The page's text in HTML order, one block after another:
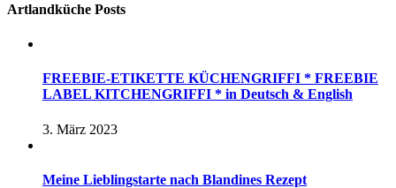
Artlandküche Posts
FREEBIE-ETIKETTE KÜCHENGRIFFI * FREEBIE
LABEL KITCHENGRIFFI * in Deutsch & English
3. März 2023
Meine Lieblingstarte nach Blandines Rezept